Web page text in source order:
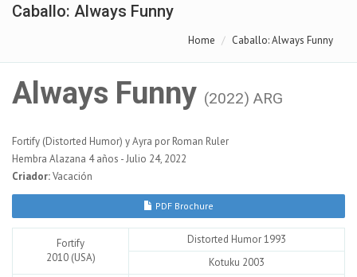
Caballo: Always Funny
Home Caballo: Always Funny
Always Funny (2022) ARG
Fortify (Distorted Humor) y Ayra por Roman Ruler
Hembra Alazana 4 años - Julio 24, 2022
Criador:Vacación
PDF Brochure
Fortify
2010 (USA)
Distorted Humor 1993
Kotuku 2003